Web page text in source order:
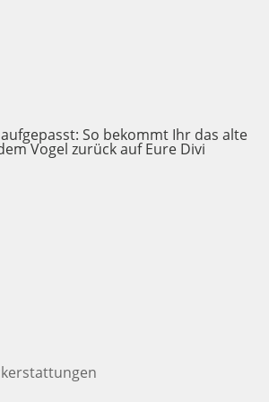
So bekommt Ihr das alte
Vogel zurück auf Eure Divi